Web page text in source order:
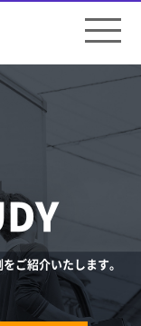
ご紹介いたします。